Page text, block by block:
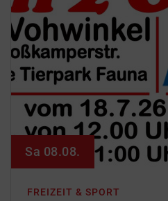
FREIZEIT & SPORT
Sa 08.08.